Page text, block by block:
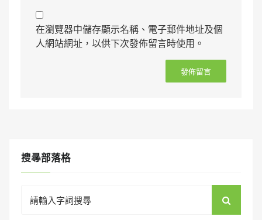
在瀏覽器中儲存顯示名稱、電子郵件地址及個
人網站網址，以供下次發佈留言時使用。
搜㝷部落格
for: